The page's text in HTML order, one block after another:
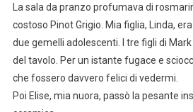
La sala da pranzo profumava di
costoso Pinot Grigio. Mia figlia, Linda,
due gemelli adolescenti. I tre figli di
del tavolo. Per un istante fugace e
che fossero davvero felici di vedermi.
Poi Elise, mia nuora, passò la pesante